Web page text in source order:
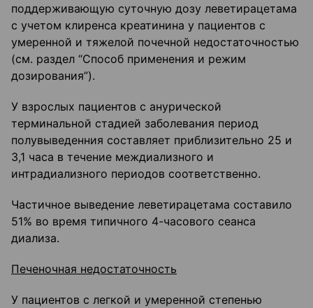
поддерживающую суточную дозу леветирацетама
с учетом клиренса креатинина у пациентов с
умеренной и тяжелой почечной недостаточностью
(см. раздел “Способ применения и режим
дозирования”).
У взрослых пациентов с анурической
терминальной стадией заболевания период
полувыведенния составляет приблизительно 25 и
3,1 часа в течение междиализного и
интрадиализного периодов соответственно.
Частичное выведение леветирацетама составило
51% во время типичного 4-часового сеанса
диализа.
Печеночная недостаточность
У пациентов с легкой и умеренной степенью